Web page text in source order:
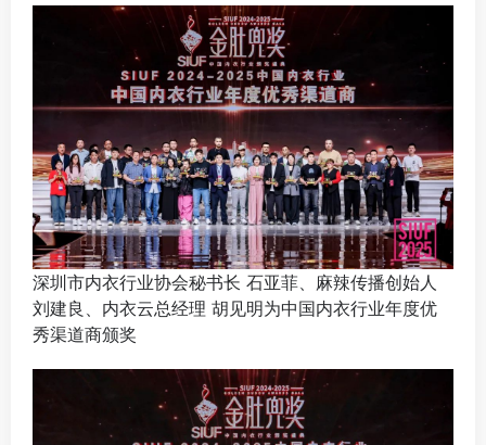
深圳市内衣行业协会秘书长 石亚菲、麻辣传播创始人
刘建良、内衣云总经理 胡见明为中国内衣行业年度优
秀渠道商颁奖